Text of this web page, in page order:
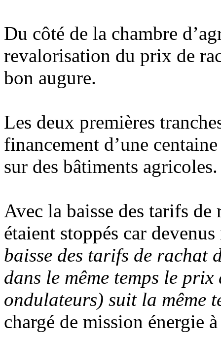
Du côté de la chambre
revalorisation du prix de
bon augure.
Les deux premières
financement d’une
sur des bâtiments agricoles.
Avec la baisse des tarifs
étaient stoppés car
baisse des tarifs de rachat
dans le même temps le
ondulateurs) suit la même
chargé de mission énergie